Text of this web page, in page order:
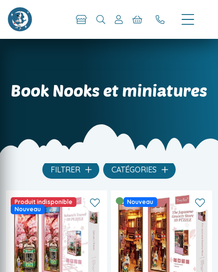
Book Nooks et miniatures
FILTRER CATÉGORIES
Produit indisponible
Nouveau
Nouveau